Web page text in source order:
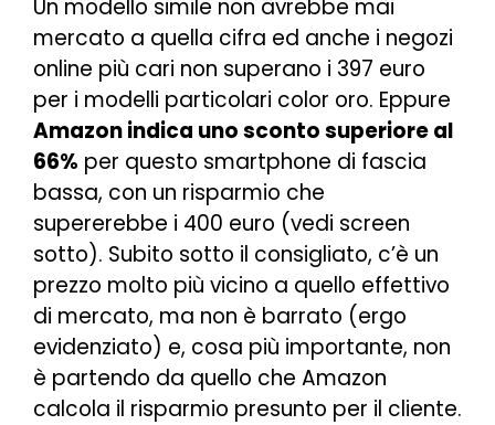
Un modello simile non avrebbe mai
mercato a quella cifra ed anche i negozi
online più cari non superano i 397 euro
per i modelli particolari color oro. Eppure
Amazon indica uno sconto superiore al
66% per questo smartphone di fascia
bassa, con un risparmio che
supererebbe i 400 euro (vedi screen
sotto). Subito sotto il consigliato, c’è un
prezzo molto più vicino a quello effettivo
di mercato, ma non è barrato (ergo
evidenziato) e, cosa più importante, non
è partendo da quello che Amazon
calcola il risparmio presunto per il cliente.